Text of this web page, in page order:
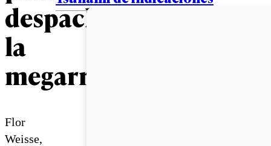
despachar
la
megarreforma
Flor
Weisse,